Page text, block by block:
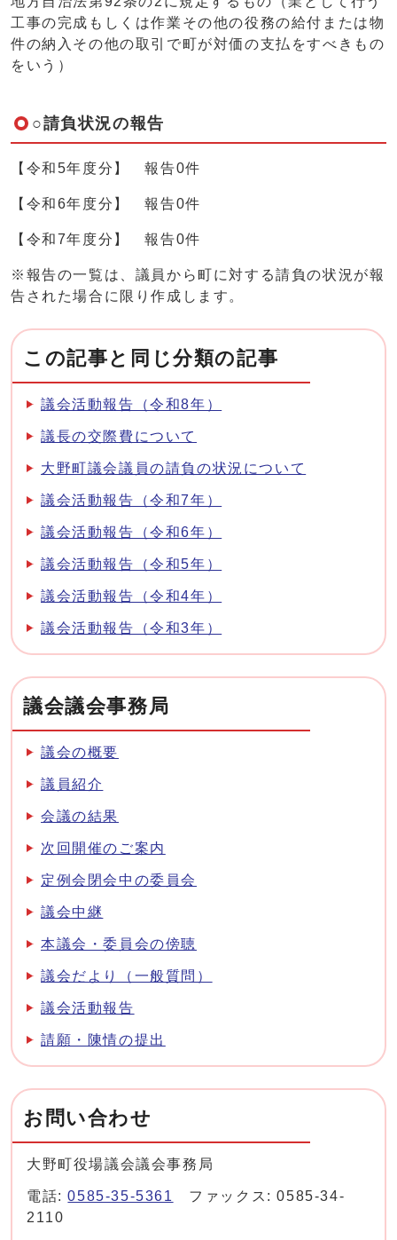
工事の完成もしくは作業その他の役務の給付または物
件の納入その他の取引で町が対価の支払をすべきもの
をいう）
○請負状況の報告
【令和5年度分】 報告0件
【令和6年度分】 報告0件
【令和7年度分】 報告0件
※報告の一覧は、議員から町に対する請負の状況が報
告された場合に限り作成します。
この記事と同じ分類の記事
議会活動報告（令和8年）
議長の交際費について
大野町議会議員の請負の状況について
議会活動報告（令和7年）
議会活動報告（令和6年）
議会活動報告（令和5年）
議会活動報告（令和4年）
議会活動報告（令和3年）
議会議会事務局
議会の概要
議員紹介
会議の結果
次回開催のご案内
定例会閉会中の委員会
議会中継
本議会・委員会の傍聴
議会だより（一般質問）
議会活動報告
請願・陳情の提出
お問い合わせ
大野町役場議会議会事務局
電話:0585-35-5361 ファックス: 0585-34-
2110